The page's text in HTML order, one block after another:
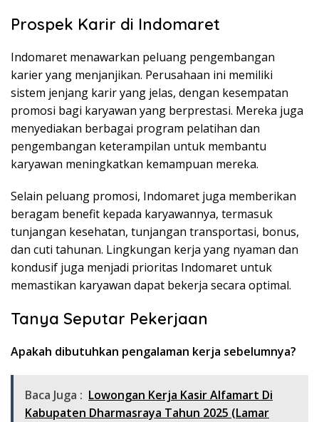
Prospek Karir di Indomaret
Indomaret menawarkan peluang pengembangan
karier yang menjanjikan. Perusahaan ini memiliki
sistem jenjang karir yang jelas, dengan kesempatan
promosi bagi karyawan yang berprestasi. Mereka juga
menyediakan berbagai program pelatihan dan
pengembangan keterampilan untuk membantu
karyawan meningkatkan kemampuan mereka.
Selain peluang promosi, Indomaret juga memberikan
beragam benefit kepada karyawannya, termasuk
tunjangan kesehatan, tunjangan transportasi, bonus,
dan cuti tahunan. Lingkungan kerja yang nyaman dan
kondusif juga menjadi prioritas Indomaret untuk
memastikan karyawan dapat bekerja secara optimal.
Tanya Seputar Pekerjaan
Apakah dibutuhkan pengalaman kerja sebelumnya?
Baca Juga : Lowongan Kerja Kasir Alfamart Di
Kabupaten Dharmasraya Tahun 2025 (Lamar